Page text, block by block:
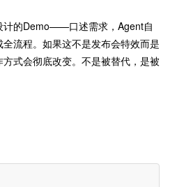
计的Demo——口述需求，Agent自
流程。如果这不是发布会特效而是
式会彻底改变。不是被替代，是被